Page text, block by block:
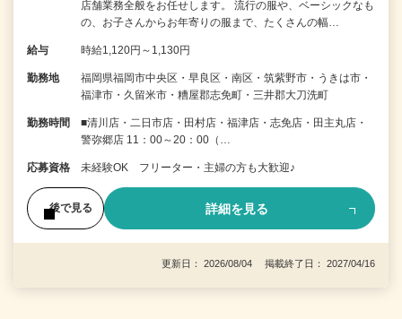
店舗業務全般をお任せします。 流行の服や、ベーシックなも
の、お子さんからお年寄りの服まで、たくさんの幅…
給与 時給1,120円～1,130円
勤務地
福岡県福岡市中央区・早良区・南区・筑紫野市・うきは市・
福津市・久留米市・糟屋郡志免町・三井郡大刀洗町
勤務時間
■清川店・二日市店・田村店・福津店・志免店・田主丸店・
警弥郷店 11：00～20：00（…
応募資格 未経験OK フリーター・主婦の方も大歓迎♪
後で見る 詳細を見る
更新日： 2026/08/04 掲載終了日： 2027/04/16